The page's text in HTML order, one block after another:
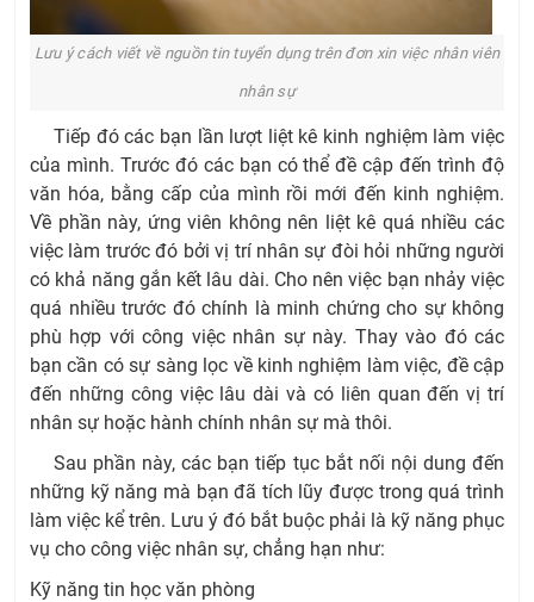
Lưu ý cách viết về nguồn tin tuyển dụng trên đơn xin việc nhân viên
nhân sự
Tiếp đó các bạn lần lượt liệt kê kinh nghiệm làm việc
của mình. Trước đó các bạn có thể đề cập đến trình độ
văn hóa, bằng cấp của mình rồi mới đến kinh nghiệm.
Về phần này, ứng viên không nên liệt kê quá nhiều các
việc làm trước đó bởi vị trí nhân sự đòi hỏi những người
có khả năng gắn kết lâu dài. Cho nên việc bạn nhảy việc
quá nhiều trước đó chính là minh chứng cho sự không
phù hợp với công việc nhân sự này. Thay vào đó các
bạn cần có sự sàng lọc về kinh nghiệm làm việc, đề cập
đến những công việc lâu dài và có liên quan đến vị trí
nhân sự hoặc hành chính nhân sự mà thôi.
Sau phần này, các bạn tiếp tục bắt nối nội dung đến
những kỹ năng mà bạn đã tích lũy được trong quá trình
làm việc kể trên. Lưu ý đó bắt buộc phải là kỹ năng phục
vụ cho công việc nhân sự, chẳng hạn như:
Kỹ năng tin học văn phòng